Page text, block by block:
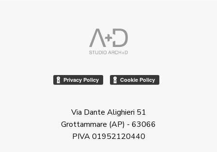
Via Dante Alighieri 51
Grottammare (AP) - 63066
PIVA 01952120440